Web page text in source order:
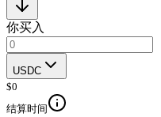
你买入
USDC
$0
结算时间